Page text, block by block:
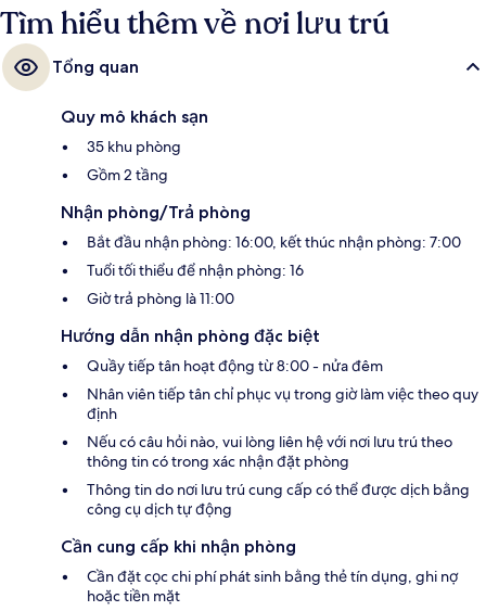
Tìm hiểu thêm về nơi lưu trú
Tổng quan
Quy mô khách sạn
35 khu phòng
Gồm 2 tầng
Nhận phòng/Trả phòng
Bắt đầu nhận phòng: 16:00, kết thúc nhận phòng: 7:00
Tuổi tối thiểu để nhận phòng: 16
Giờ trả phòng là 11:00
Hướng dẫn nhận phòng đặc biệt
Quầy tiếp tân hoạt động từ 8:00 - nửa đêm
Nhân viên tiếp tân chỉ phục vụ trong giờ làm việc theo quy
định
Nếu có câu hỏi nào, vui lòng liên hệ với nơi lưu trú theo
thông tin có trong xác nhận đặt phòng
Thông tin do nơi lưu trú cung cấp có thể được dịch bằng
công cụ dịch tự động
Cần cung cấp khi nhận phòng
Cần đặt cọc chi phí phát sinh bằng thẻ tín dụng, ghi nợ
hoặc tiền mặt